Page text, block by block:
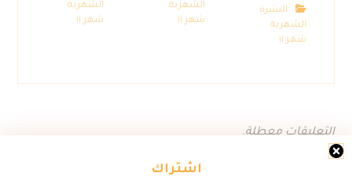
اشتراك
النشرة
الشهرية
شهر ١١
الشهرية
شهر ١١
الشهرية
شهر ١١
التعليقات معطلة.